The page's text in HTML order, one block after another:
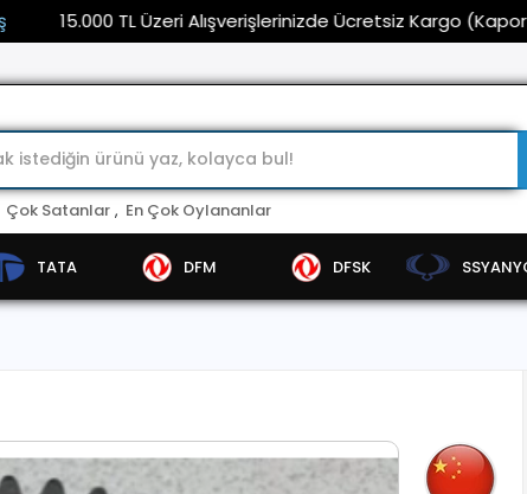
15.000 TL Üzeri Alışverişlerinizde Ücretsiz Kargo (Kaporta ve
Çok Satanlar , En Çok Oylananlar
TATA DFM DFSK